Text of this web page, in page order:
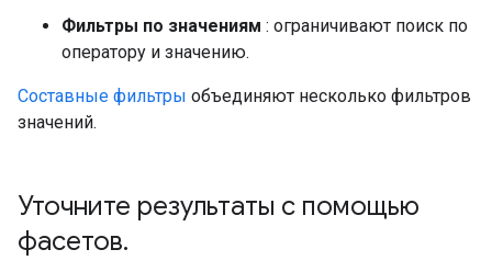
Фильтры по значениям : ограничивают поиск по
оператору и значению.
Составные фильтры объединяют несколько фильтров
значений.
Уточните результаты с помощью
фасетов.